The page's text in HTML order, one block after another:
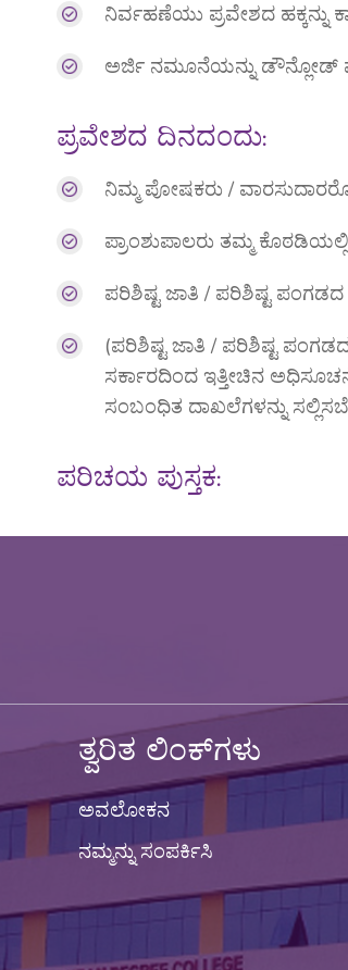
ನಿರ್ವಹಣೆಯು ಪ್ರವೇಶದ ಹಕ್ಕನ್ನು
ಅರ್ಜಿ ನಮೂನೆಯನ್ನು ಡೌನ್ಲೋಡ್
ಪ್ರವೇಶದ ದಿನದಂದು:
ನಿಮ್ಮ ಪೋಷಕರು /
ಪ್ರಾಂಶುಪಾಲರು ತಮ್ಮ
ಪರಿಶಿಷ್ಟ ಜಾತಿ / ಪರಿಶಿಷ್ಟ ಪಂಗಡದ
(ಪರಿಶಿಷ್ಟ ಜಾತಿ / ಪರಿಶಿಷ್ಟ
ಸರ್ಕಾರದಿಂದ ಇತ್ತೀಚಿನ
ಸಂಬಂಧಿತ ದಾಖಲೆಗಳನ್ನು
ಪರಿಚಯ ಪುಸ್ತಕ:
ತ್ವರಿತ ಲಿಂಕ್‌ಗಳು
ಅವಲೋಕನ
ನಮ್ಮನ್ನು ಸಂಪರ್ಕಿಸಿ